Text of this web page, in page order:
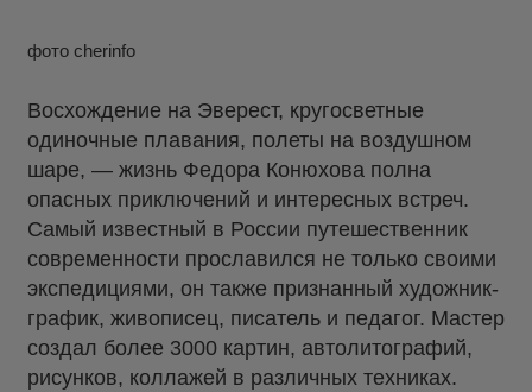
фото cherinfo
Восхождение на Эверест, кругосветные
одиночные плавания, полеты на воздушном
шаре, — жизнь Федора Конюхова полна
опасных приключений и интересных встреч.
Самый известный в России путешественник
современности прославился не только своими
экспедициями, он также признанный художник-
график, живописец, писатель и педагог. Мастер
создал более 3000 картин, автолитографий,
рисунков, коллажей в различных техниках.